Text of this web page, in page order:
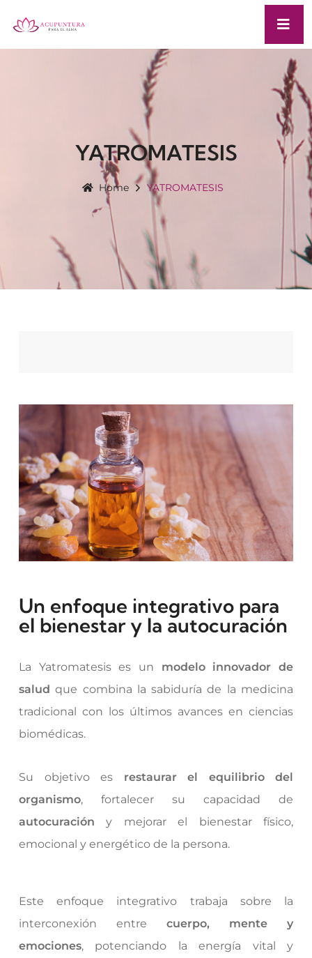
YATROMATESIS
Home YATROMATESIS
Un enfoque integrativo para
el bienestar y la autocuración
La Yatromatesis es un modelo innovador de
salud que combina la sabiduría de la medicina
tradicional con los últimos avances en ciencias
biomédicas.
Su objetivo es restaurar el equilibrio del
organismo, fortalecer su capacidad de
autocuración y mejorar el bienestar físico,
emocional y energético de la persona.
Este enfoque integrativo trabaja sobre la
interconexión entre cuerpo, mente y
emociones, potenciando la energía vital y